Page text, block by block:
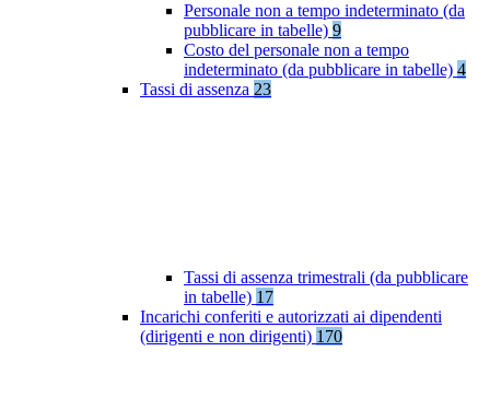
Personale non a tempo indeterminato (da
pubblicare in tabelle) 9
Costo del personale non a tempo
indeterminato (da pubblicare in tabelle) 4
Tassi di assenza 23
Tassi di assenza trimestrali (da pubblicare
in tabelle) 17
Incarichi conferiti e autorizzati ai dipendenti
(dirigenti e non dirigenti) 170